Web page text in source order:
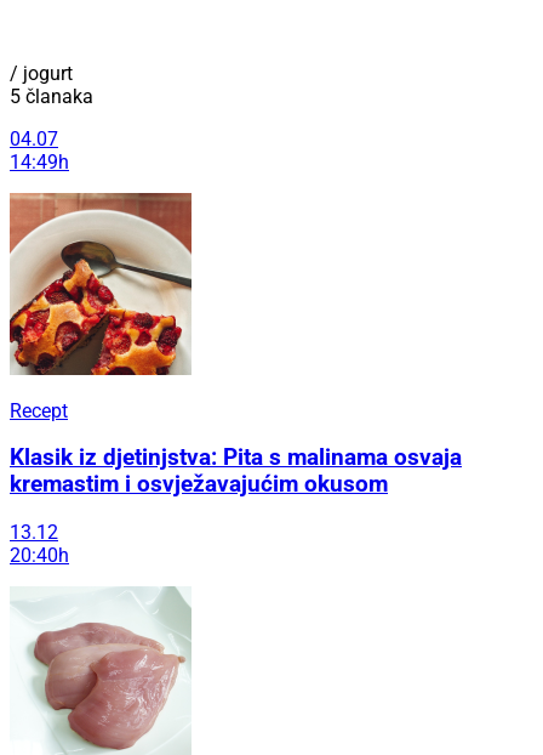
/ jogurt
5 članaka
04.07
14:49h
Recept
Klasik iz djetinjstva: Pita s malinama osvaja
kremastim i osvježavajućim okusom
13.12
20:40h